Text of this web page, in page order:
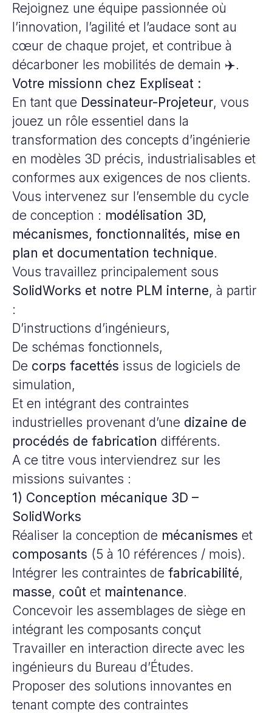
Rejoignez une équipe passionnée où
l’innovation, l’agilité et l’audace sont au
cœur de chaque projet, et contribue à
décarboner les mobilités de demain ✈️.
Votre missionn chez Expliseat :
En tant que Dessinateur-Projeteur, vous
jouez un rôle essentiel dans la
transformation des concepts d’ingénierie
en modèles 3D précis, industrialisables et
conformes aux exigences de nos clients.
Vous intervenez sur l’ensemble du cycle
de conception : modélisation 3D,
mécanismes, fonctionnalités, mise en
plan et documentation technique.
Vous travaillez principalement sous
SolidWorks et notre PLM interne, à partir
:
D’instructions d’ingénieurs,
De schémas fonctionnels,
De corps facettés issus de logiciels de
simulation,
Et en intégrant des contraintes
industrielles provenant d’une dizaine de
procédés de fabrication différents.
A ce titre vous interviendrez sur les
missions suivantes :
1) Conception mécanique 3D –
SolidWorks
Réaliser la conception de mécanismes et
composants (5 à 10 références / mois).
Intégrer les contraintes de fabricabilité,
masse, coût et maintenance.
Concevoir les assemblages de siège en
intégrant les composants conçut
Travailler en interaction directe avec les
ingénieurs du Bureau d’Études.
Proposer des solutions innovantes en
tenant compte des contraintes